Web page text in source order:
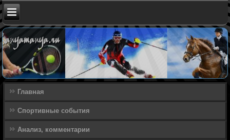
Главная
Спортивные события
Анализ, комментарии